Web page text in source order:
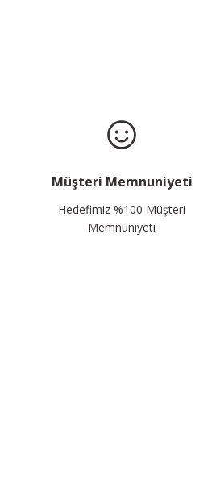
Müşteri Memnuniyeti
Hedefimiz %100 Müşteri
Memnuniyeti